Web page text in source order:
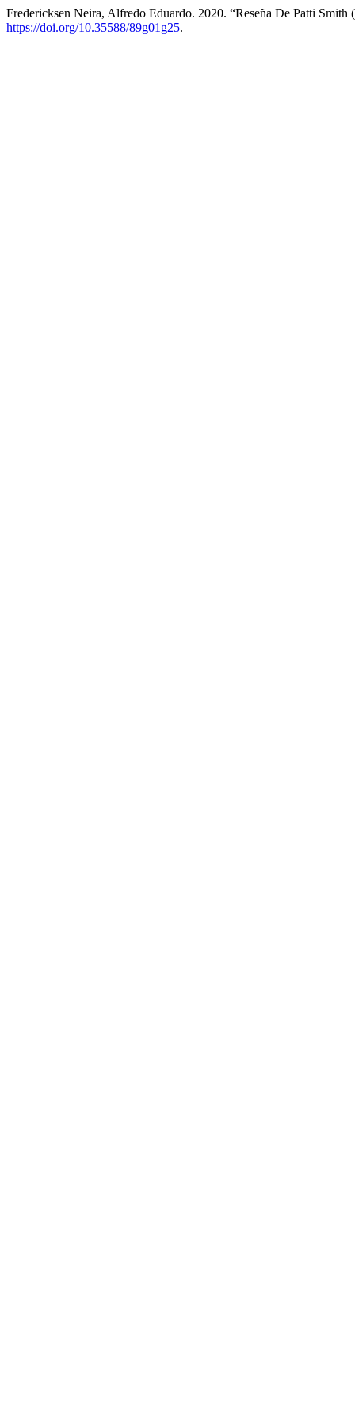
Fredericksen Neira, Alfredo Eduardo. 2020. “Reseña De Patti
https://doi.org/10.35588/89g01g25.